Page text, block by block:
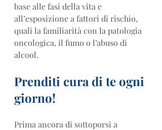
base alle fasi della vita e
all’esposizione a fattori di rischio,
quali la familiarità con la patologia
oncologica, il fumo o l’abuso di
alcool.
Prenditi cura di te ogni
giorno!
Prima ancora di sottoporsi a